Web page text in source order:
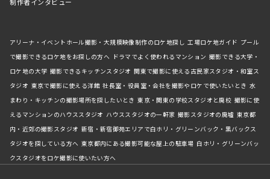
制作者インタビュー
アリーナ・イベントホール撮影・大規模映像制作のロケ地探し 工場ロケ地ガイド プール
で撮影できるロケ地をお探しの方へ ドラマでよく使われるマンション 撮影できる大学・
ロケ地の大学 撮影できるキッチンスタジオ 関東で撮影に使える古民家スタジオ・和室ス
タジオ 東京で撮影に使える洋館 社長室・役員室・会社を撮影やロケで使いたいとき 水
まわり・キッチンの撮影場所を探したいとき 東京・関東の学校スタジオと廃校 撮影に使
えるマンションのハウススタジオ ハウススタジオの一軒家 撮影スタジオの廃墟 東京都
内・近郊の撮影スタジオ 新宿・新宿御苑エリアで白ホリ・グリーンバック・黒バックス
タジオを探している方へ 東京都内にある撮影可能な屋上の駐車場 白ホリ・グリーンバッ
クスタジオをロケ撮影に使いたい方へ